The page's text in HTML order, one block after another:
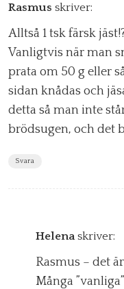
Rasmus skriver:
Alltså 1 tsk färsk
Vanligtvis när man
prata om 50 g eller
sidan knådas och
detta så man inte
brödsugen, och det
Svara
Helena skriver:
Rasmus – det
Många